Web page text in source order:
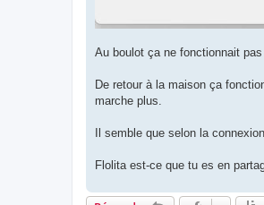
Au boulot ça ne fonctionnait
De retour à la maison ça
marche plus.
Il semble que selon la
Flolita est-ce que tu es en